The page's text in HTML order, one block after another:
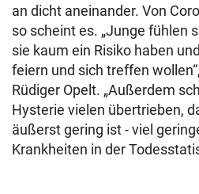
an dicht aneinander. Von
so scheint es. „Junge fühlen
sie kaum ein Risiko haben
feiern und sich treffen
Rüdiger Opelt. „Außerdem
Hysterie vielen übertrieben,
äußerst gering ist - viel
Krankheiten in der